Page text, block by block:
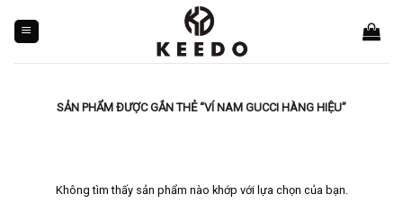
content
SẢN PHẨM ĐƯỢC GẮN THẺ “VÍ NAM GUCCI HÀNG HIỆU”
Không tìm thấy sản phẩm nào khớp với lựa chọn của bạn.